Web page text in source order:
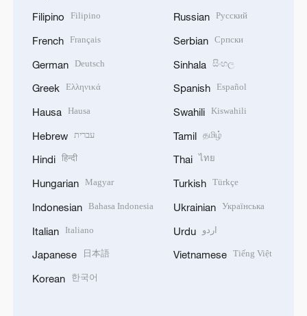
Filipino Filipino
French Français
German Deutsch
Greek Ελληνικά
Hausa Hausa
Hebrew עברית
Hindi हिन्दी
Hungarian Magyar
Indonesian Bahasa Indonesia
Italian Italiano
Japanese 日本語
Korean 한국어
Russian Русский
Serbian Српски
Sinhala සිංහල
Spanish Español
Swahili Kiswahili
Tamil தமிழ்
Thai ไทย
Turkish Türkçe
Ukrainian Українська
Urdu اردو
Vietnamese Tiếng Việt